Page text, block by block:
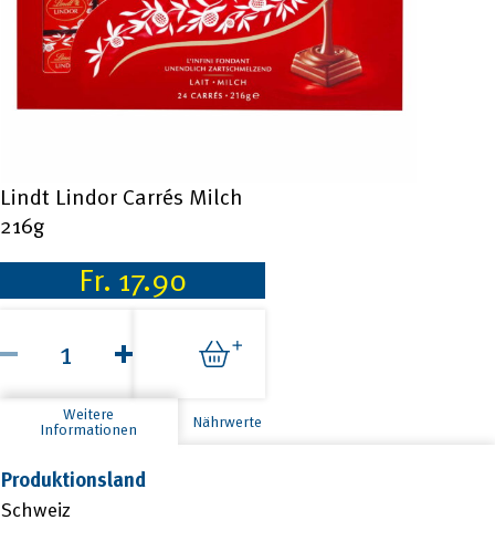
Lindt Lindor Carrés Milch
216g
Fr. 17.90
Carrés
216g
Menge Weitere
Informationen Nährwerte
Produktionsland
Schweiz